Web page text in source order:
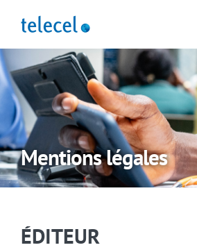
contenu
Mentions légales
ÉDITEUR